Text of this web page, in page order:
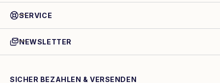
SERVICE
NEWSLETTER
SICHER BEZAHLEN & VERSENDEN